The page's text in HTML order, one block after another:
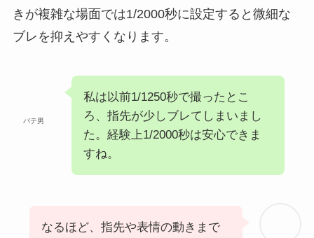
きが複雑な場面では1/2000秒に設定すると微細な
ブレを抑えやすくなります。
バテ男
私は以前1/1250秒で撮ったとこ
ろ、指先が少しブレてしまいまし
た。経験上1/2000秒は安心できま
すね。
なるほど、指先や表情の動きまで